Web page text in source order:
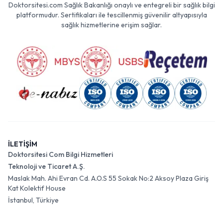
Doktorsitesi.com Sağlık Bakanlığı onaylı ve entegreli bir sağlık bilgi
platformudur. Sertifikaları ile tescillenmiş güvenilir altyapısıyla
sağlık hizmetlerine erişim sağlar.
İLETİŞİM
Doktorsitesi Com Bilgi Hizmetleri
Teknoloji ve Ticaret A.Ş.
Maslak Mah. Ahi Evran Cd. A.O.S 55 Sokak No:2 Aksoy Plaza Giriş
Kat Kolektif House
İstanbul, Türkiye